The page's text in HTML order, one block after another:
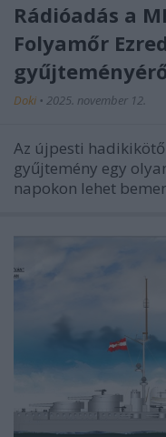
Rádióadás a
Folyamőr
Doki • 2025. november 12.
Az újpesti
gyűjtemény egy
napokon lehet